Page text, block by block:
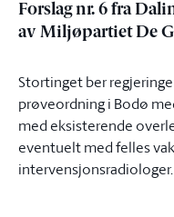
Forslag nr. 6 fra
av Miljøpartiet De
Stortinget ber
prøveordning i Bodø
med eksisterende
eventuelt med felles
intervensjonsradiologer.